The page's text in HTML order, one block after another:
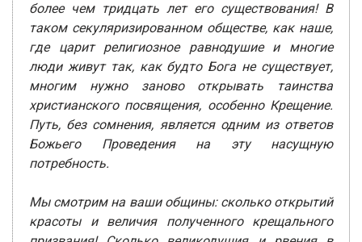
более чем тридцать лет его существования! В
таком секуляризированном обществе, как наше,
где царит религиозное равнодушие и многие
люди живут так, как будто Бога не существует,
многим нужно заново открывать таинства
христианского посвящения, особенно Крещение.
Путь, без сомнения, является одним из ответов
Божьего Проведения на эту насущную
потребность.
Мы смотрим на ваши общины: сколько открытий
красоты и величия полученного крещального